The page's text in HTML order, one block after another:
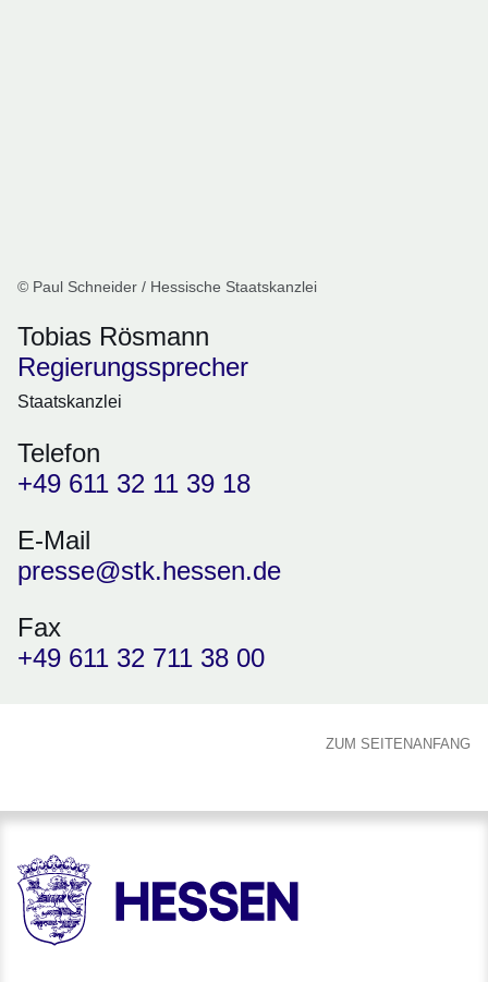
© Paul Schneider / Hessische Staatskanzlei
Tobias Rösmann
Regierungssprecher
Staatskanzlei
Telefon
+49 611 32 11 39 18
E-Mail
presse@stk.hessen.de
Fax
+49 611 32 711 38 00
ZUM SEITENANFANG
HESSEN - Hessische Landesregierung